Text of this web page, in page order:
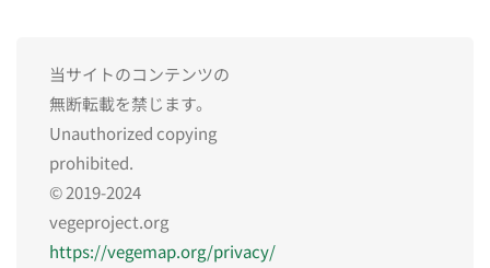
当サイトのコンテンツの
無断転載を禁じます。
Unauthorized copying
prohibited.
© 2019-2024
vegeproject.org
https://vegemap.org/privacy/